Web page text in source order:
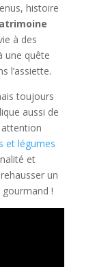
histoire
à des
une quête
l’assiette.
toujours
aussi de
et légumes
et
un
!